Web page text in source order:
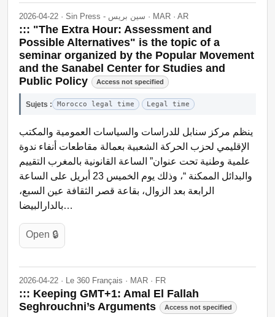
2026-04-22 · Sin Press - سين بريس · MAR · AR
::: "The Extra Hour: Assessment and
Possible Alternatives" is the topic of a
seminar organized by the Popular Movement
and the Sanabel Center for Studies and
Public Policy
Access not specified
Sujets : Morocco legal time Legal time
ينظم مركز سنابل للدراسات والسياسات العمومية والمكتب
الإقليمي لحزب الحركة الشعبية بعمالة مقاطعات أنفاء ندوة
علمية وطنية تحت عنوان” الساعة القانونية بالمغرب التقييم
والبدائل الممكنة “، وذلك يوم الخميس 23 أبريل على الساعة
الرابعة بعد الزوال، بقاعة قصر الثقافة عين السبع،
بالدارالبيضا…
Open 🔒
2026-04-22 · Le 360 Français · MAR · FR
::: Keeping GMT+1: Amal El Fallah
Seghrouchni’s Arguments
Access not specified